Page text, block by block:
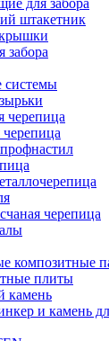
для забора
штакетник
забора
системы
черепица
черепица
композитные
плиты
камень
и камень